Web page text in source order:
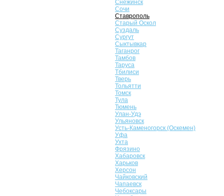
Снежинск
Сочи
Ставрополь
Старый Оскол
Суздаль
Сургут
Сыктывкар
Таганрог
Тамбов
Таруса
Тбилиси
Тверь
Тольятти
Томск
Тула
Тюмень
Улан-Удэ
Ульяновск
Усть-Каменогорск (Оскемен)
Уфа
Ухта
Фрязино
Хабаровск
Харьков
Херсон
Чайковский
Чапаевск
Чебоксары